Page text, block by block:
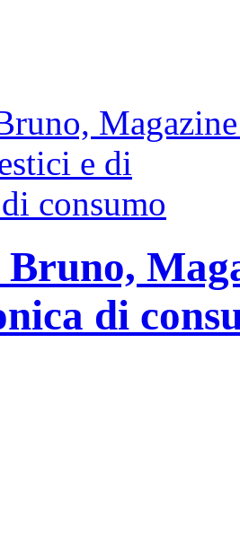
Bruno,
di